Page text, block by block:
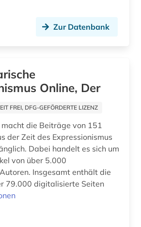
(2)
auswanderung (1)
autobiografie (2)
autobiographie (1)
(2)
automatic engineering information (1)
Zur Datenbank
Online, Der
FREI, DFG-GEFÖRDERTE LIZENZ
die Beiträge von 151
der Zeit des Expressionismus
Dabei handelt es sich um
von über 5.000
Insgesamt enthält die
79.000 digitalisierte Seiten